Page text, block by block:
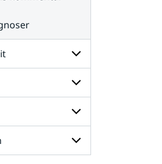
Undersidor
för
Radar
och
satellit
Undersidor
för
Väder
till
havs
Undersidor
för